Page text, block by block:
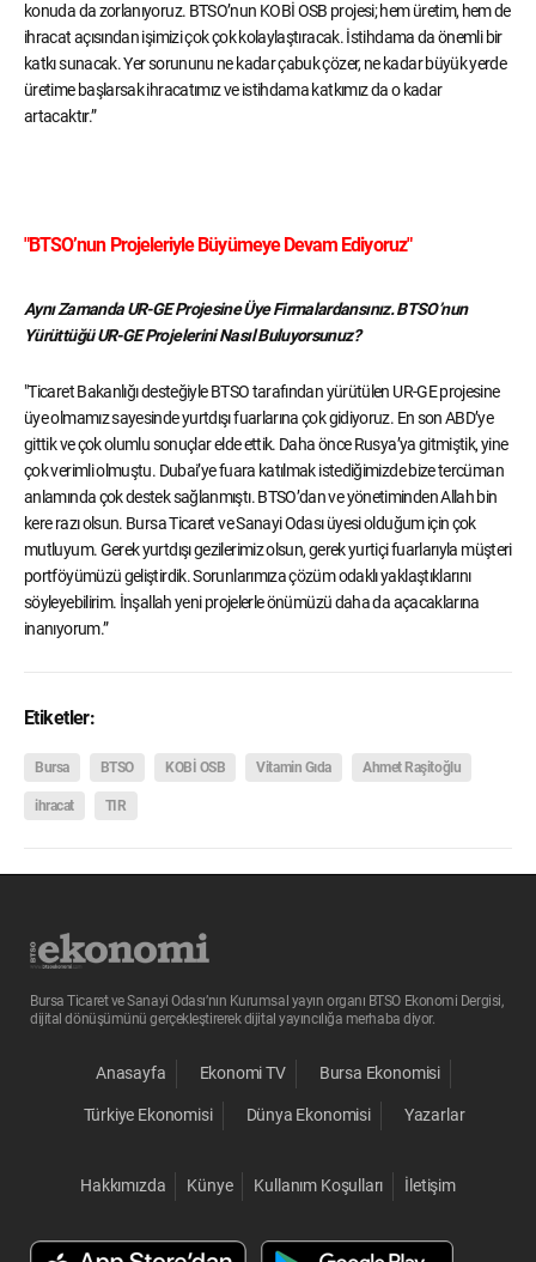
konuda da zorlanıyoruz. BTSO’nun KOBİ OSB projesi; hem üretim, hem de
ihracat açısından işimizi çok çok kolaylaştıracak. İstihdama da önemli bir
katkı sunacak. Yer sorununu ne kadar çabuk çözer, ne kadar büyük yerde
üretime başlarsak ihracatımız ve istihdama katkımız da o kadar
artacaktır.”
"BTSO’nun Projeleriyle Büyümeye Devam Ediyoruz"
Aynı Zamanda UR-GE Projesine Üye Firmalardansınız. BTSO’nun
Yürüttüğü UR-GE Projelerini Nasıl Buluyorsunuz?
"Ticaret Bakanlığı desteğiyle BTSO tarafından yürütülen UR-GE projesine
üye olmamız sayesinde yurtdışı fuarlarına çok gidiyoruz. En son ABD’ye
gittik ve çok olumlu sonuçlar elde ettik. Daha önce Rusya’ya gitmiştik, yine
çok verimli olmuştu. Dubai’ye fuara katılmak istediğimizde bize tercüman
anlamında çok destek sağlanmıştı. BTSO’dan ve yönetiminden Allah bin
kere razı olsun. Bursa Ticaret ve Sanayi Odası üyesi olduğum için çok
mutluyum. Gerek yurtdışı gezilerimiz olsun, gerek yurtiçi fuarlarıyla müşteri
portföyümüzü geliştirdik. Sorunlarımıza çözüm odaklı yaklaştıklarını
söyleyebilirim. İnşallah yeni projelerle önümüzü daha da açacaklarına
inanıyorum.”
Etiketler:
Bursa BTSO KOBİ OSB Vitamin Gıda Ahmet Raşitoğlu
ihracat TIR
Bursa Ticaret ve Sanayi Odası’nın Kurumsal yayın organı BTSO Ekonomi Dergisi,
dijital dönüşümünü gerçekleştirerek dijital yayıncılığa merhaba diyor.
Anasayfa Ekonomi TV Bursa Ekonomisi
Türkiye Ekonomisi Dünya Ekonomisi Yazarlar
Hakkımızda Künye Kullanım Koşulları İletişim